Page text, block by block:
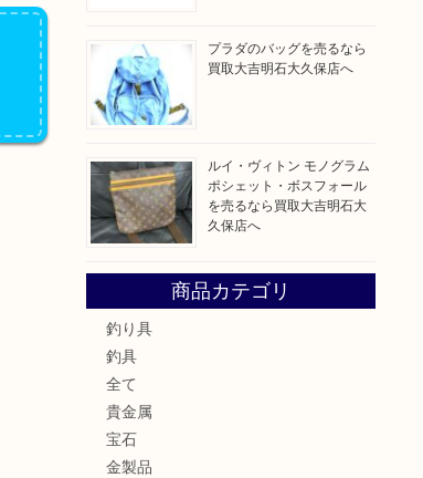
プラダのバッグを売るなら
買取大吉明石大久保店へ
ルイ・ヴィトン モノグラム
ポシェット・ボスフォール
を売るなら買取大吉明石大
久保店へ
商品カテゴリ
釣り具
釣具
全て
貴金属
宝石
金製品